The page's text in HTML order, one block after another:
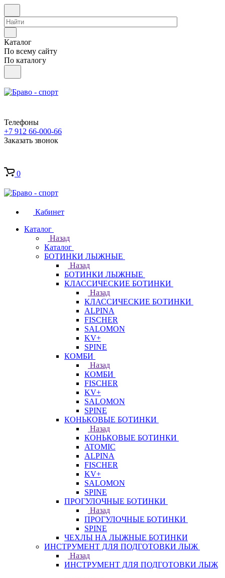
Каталог
По всему сайту
По каталогу
Телефоны
+7 912 66-000-66
Заказать звонок
0
Кабинет
Каталог
Назад
Каталог
БОТИНКИ ЛЫЖНЫЕ
Назад
БОТИНКИ ЛЫЖНЫЕ
КЛАССИЧЕСКИЕ БОТИНКИ
Назад
КЛАССИЧЕСКИЕ БОТИНКИ
ALPINA
FISCHER
SALOMON
KV+
SPINE
КОМБИ
Назад
КОМБИ
FISCHER
KV+
SALOMON
SPINE
КОНЬКОВЫЕ БОТИНКИ
Назад
КОНЬКОВЫЕ БОТИНКИ
ATOMIC
ALPINA
FISCHER
KV+
SALOMON
SPINE
ПРОГУЛОЧНЫЕ БОТИНКИ
Назад
ПРОГУЛОЧНЫЕ БОТИНКИ
SPINE
ЧЕХЛЫ НА ЛЫЖНЫЕ БОТИНКИ
ИНСТРУМЕНТ ДЛЯ ПОДГОТОВКИ ЛЫЖ
Назад
ИНСТРУМЕНТ ДЛЯ ПОДГОТОВКИ ЛЫЖ